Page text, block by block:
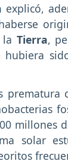
explicó,
Tierra,
hubiera
prematura
millones
solar